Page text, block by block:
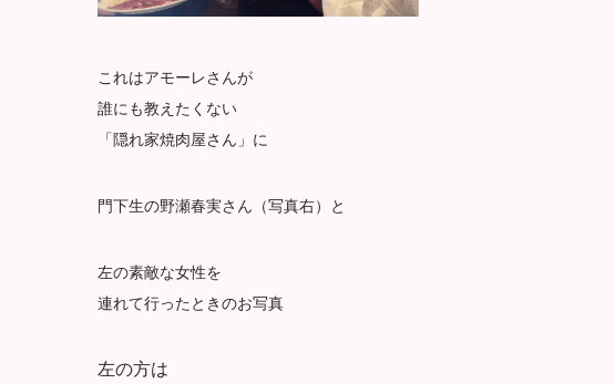
これはアモーレさんが
誰にも教えたくない
「隠れ家焼肉屋さん」に
門下生の野瀬春実さん（写真右）と
左の素敵な女性を
連れて行ったときのお写真
左の方は